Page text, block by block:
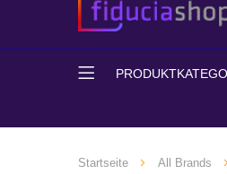
Startseite All Brands